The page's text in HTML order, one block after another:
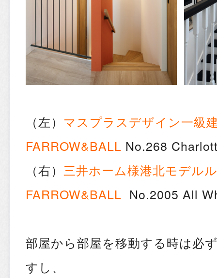
（左） マスプラスデザイン一級
FARROW&BALL No.268
（右） 三井ホーム様港北モデル
FARROW&BALL No.2005 All
部屋から部屋を移動する時は必
すし、